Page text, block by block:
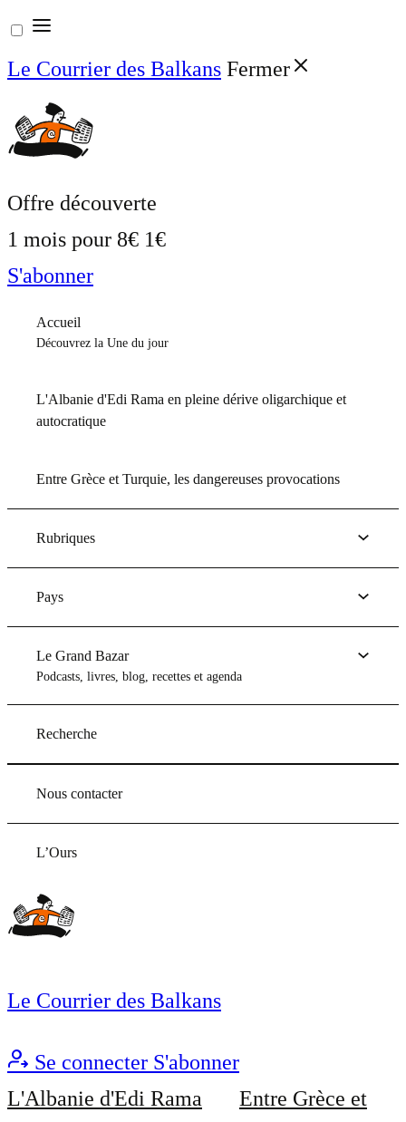
Aller
au
contenu
Le Courrier des Balkans Fermer
Offre découverte
1 mois pour 8€ 1€
S'abonner
Accueil
Découvrez la Une du jour
L'Albanie d'Edi Rama en pleine dérive oligarchique et
autocratique
Entre Grèce et Turquie, les dangereuses provocations
Rubriques
Pays
Le Grand Bazar
Podcasts, livres, blog, recettes et agenda
Recherche
Nous contacter
L’Ours
Le Courrier des Balkans
Se connecter S'abonner
L'Albanie d'Edi Rama
Entre Grèce et